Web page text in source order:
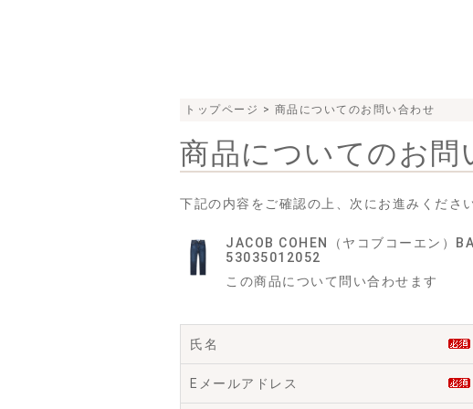
トップページ > 商品についてのお問い合わせ
商品についてのお問
下記の内容をご確認の上、次にお進みください
JACOB COHEN（ヤコブコーエン）
53035012052
この商品について問い合わせます
氏名
Eメールアドレス